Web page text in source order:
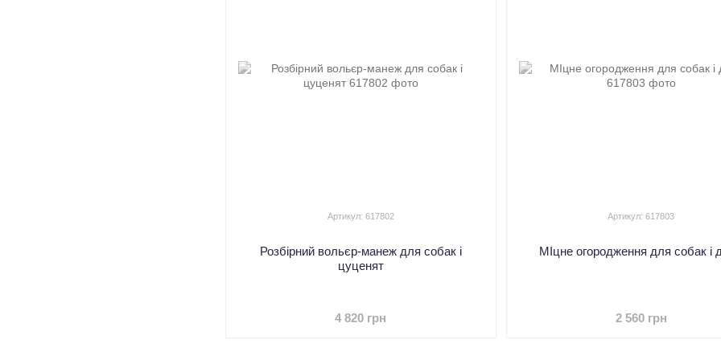
Артикул: 617802
Розбірний вольєр-манеж для собак і
цуценят
4 820 грн
Артикул: 617803
МІцне огородження для собак і
2 560 грн